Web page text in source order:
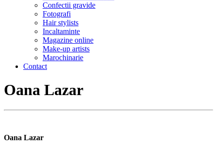
Confectii gravide
Fotografi
Hair stylists
Incaltaminte
Magazine online
Make-up artists
Marochinarie
Contact
Oana Lazar
Oana Lazar